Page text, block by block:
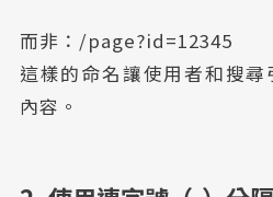
而非：/page?id=12345
這樣的命名讓使用者和搜
內容。